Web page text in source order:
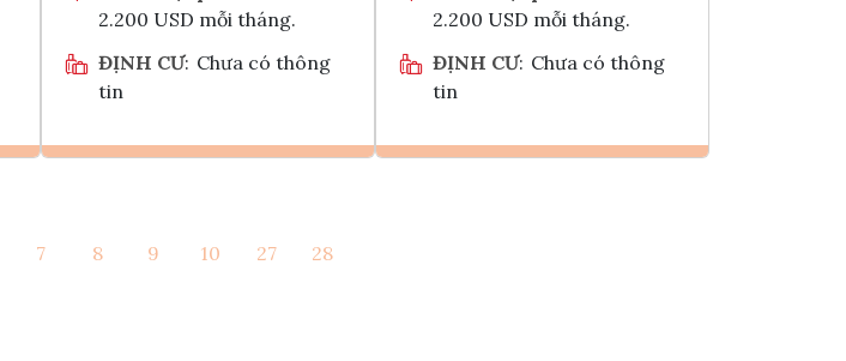
2.200 USD mỗi tháng.
ĐỊNH CƯ: Chưa có thông
tin
Tham vấn Interlink
2.200 USD mỗi tháng.
ĐỊNH CƯ: Chưa có thông
tin
7 8 9 10 27 28